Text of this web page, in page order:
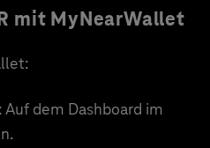
mit MyNearWallet
dem Dashboard im